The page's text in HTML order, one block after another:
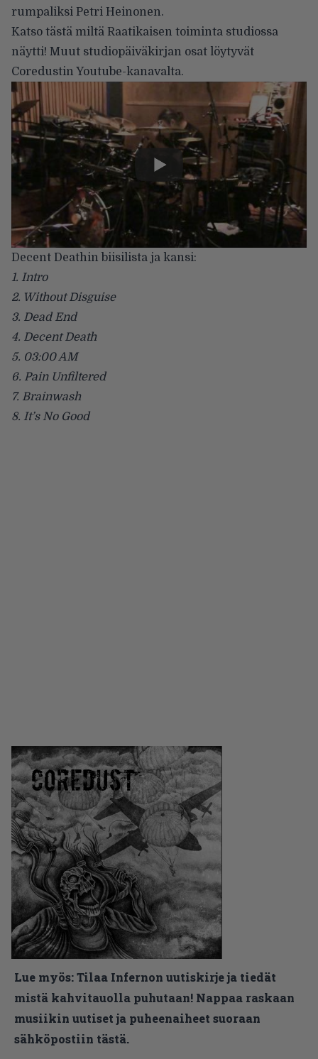
rumpaliksi Petri Heinonen.
Katso tästä miltä Raatikaisen toiminta studiossa
näytti! Muut studiopäiväkirjan osat löytyvät
Coredustin Youtube-kanavalta.
Decent Deathin biisilista ja kansi:
1. Intro
2. Without Disguise
3. Dead End
4. Decent Death
5. 03:00 AM
6. Pain Unfiltered
7. Brainwash
8. It’s No Good
Lue myös:Tilaa Infernon uutiskirje ja tiedät
mistä kahvitauolla puhutaan! Nappaa raskaan
musiikin uutiset ja puheenaiheet suoraan
sähköpostiin tästä.